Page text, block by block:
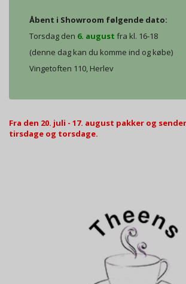
Åbent i Showroom følgende dato:
Torsdag den 6. august fra kl. 16-18
(denne dag kan du komme ind og købe)
Vingetoften 110, Herlev
Fra den 20. juli - 17. august pakker og
tirsdage og torsdage.